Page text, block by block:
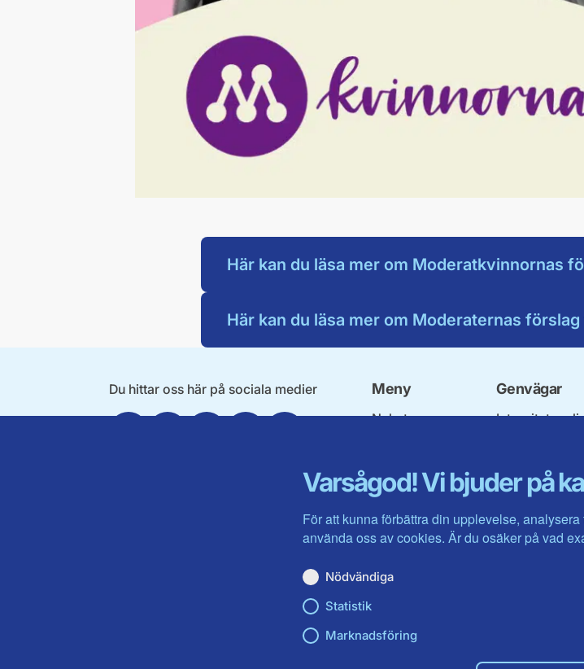
Varsågod! Vi bjuder på
För att kunna förbättra din upplevelse,
använda oss av cookies. Är du osäker på vad
Nödvändiga
Statistik
Marknadsföring
Här kan du läsa mer om Moderatkvinnornas
Här kan du läsa mer om Moderaternas
Du hittar oss här på sociala medier
FacebookTwitterInstagramLinkedinYoutube
Meny
Nyheter
Om oss
Kontakta oss
Genvägar
Intranätet